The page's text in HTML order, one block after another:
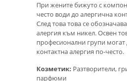
При жените бижуто с
често води до алергична
След това това се
алергия към никел. Освен
професионални групи могат
контактна алергия по-често.
Козметик: Разтворители,
парфюми